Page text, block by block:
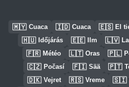
🇲🇾 Cuaca 🇮🇩 Cuaca 🇪🇸 El
🇭🇺 Időjárás 🇪🇪 Ilm 🇱🇻
🇫🇷 Météo 🇱🇹 Oras 🇵🇱
🇨🇿 Počasí 🇫🇮 Sää 🇵🇹
🇩🇰 Vejret 🇷🇸 Vreme 🇸🇮